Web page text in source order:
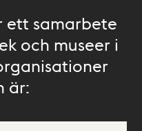
ett samarbete
och museer i
är: